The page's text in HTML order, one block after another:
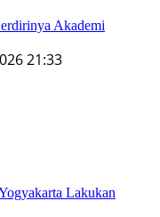
Akademi
21:33
Lakukan